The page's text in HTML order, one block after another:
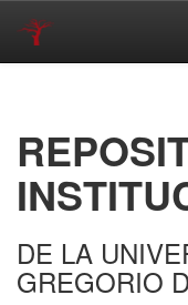
DE LA
GREGORIO